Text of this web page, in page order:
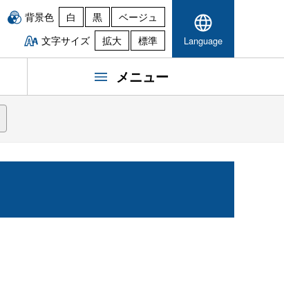
背景色 白 黒
ベージュ
文字サイズ
拡大 標準 Language
メニュー